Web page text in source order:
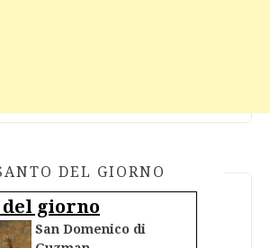
DEL GIORNO
del giorno
San Domenico di